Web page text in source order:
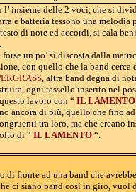
insieme delle 2 voci, che si
e batteria tessono una
di note ed accordi, si cala
un po’ si discosta dalla
con quello che la band
, altra band degna di
ogni tassello inserito nel
lavoro con “ IL
ancora di più, quello che fino
tra loro, ma che creano
di “ IL LAMENTO “.
di fronte ad una band che
ci siano band così in giro, vuol